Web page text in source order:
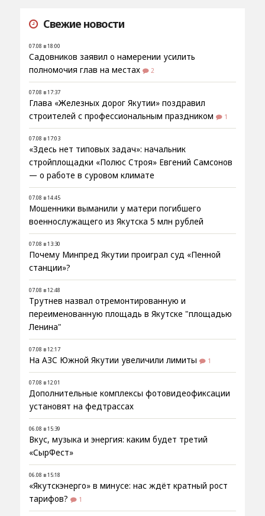
Свежие новости
07.08 в 18:00
Садовников заявил о намерении усилить
полномочия глав на местах
2
07.08 в 17:37
Глава «Железных дорог Якутии» поздравил
строителей с профессиональным праздником
1
07.08 в 17:03
«Здесь нет типовых задач»: начальник
стройплощадки «Полюс Строя» Евгений Самсонов
— о работе в суровом климате
07.08 в 14:45
Мошенники выманили у матери погибшего
военнослужащего из Якутска 5 млн рублей
07.08 в 13:30
Почему Минпред Якутии проиграл суд «Пенной
станции»?
07.08 в 12:48
Трутнев назвал отремонтированную и
переименованную площадь в Якутске "площадью
Ленина"
07.08 в 12:17
На АЗС Южной Якутии увеличили лимиты 1
07.08 в 12:01
Дополнительные комплексы фотовидеофиксации
установят на федтрассах
06.08 в 15:39
Вкус, музыка и энергия: каким будет третий
«СырФест»
06.08 в 15:18
«Якутскэнерго» в минусе: нас ждёт кратный рост
тарифов?
1